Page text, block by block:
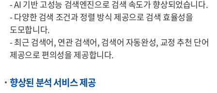
- AI 기반 고성능 검색엔진으로 검색 속도가 향상되었습니다.
- 다양한 검색 조건과 정렬 방식 제공으로 검색 효율성을
도모합니다.
- 최근 검색어, 연관 검색어, 검색어 자동완성, 교정 추천 단어
제공으로 편의성을 제공합니다.
향상된 분석 서비스 제공